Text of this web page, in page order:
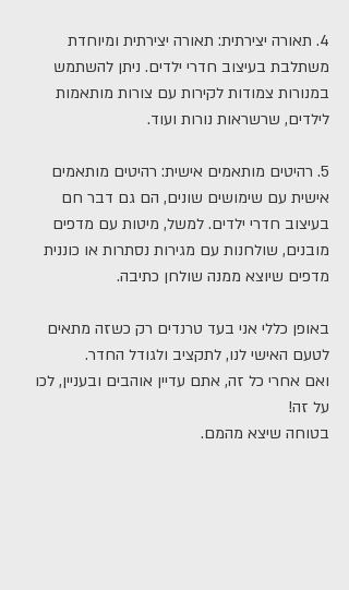
4. תאורה יצירתית: תאורה יצירתית ומיוחדת
משתלבת בעיצוב חדרי ילדים. ניתן להשתמש
במנורות צמודות לקירות עם צורות מותאמות
לילדים, שרשראות נורות ועוד.
5. רהיטים מותאמים אישית: רהיטים מותאמים
אישית עם שימושים שונים, הם גם דבר חם
בעיצוב חדרי ילדים. למשל, מיטות עם מדפים
מובנים, שולחנות עם מגירות נסתרות או כוננית
מדפים שיוצא ממנה שולחן כתיבה.
באופן כללי אני בעד טרנדים רק כשזה מתאים
לטעם האישי לנו, לתקציב ולגודל החדר.
ואם אחרי כל זה, אתם עדיין אוהבים ובעניין, לכו
על זה!
בטוחה שיצא מהמם.